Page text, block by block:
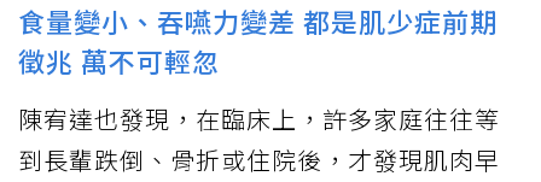
食量變小、吞嚥力變差 都是肌少症前期
徵兆 萬不可輕忽
陳宥達也發現，在臨床上，許多家庭往往等
到長輩跌倒、骨折或住院後，才發現肌肉早